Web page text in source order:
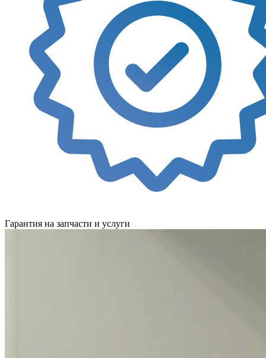
Гарантия на запчасти и услуги